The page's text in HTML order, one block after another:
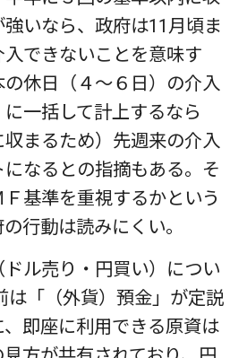
いなら、政府は11月頃ま
できないことを意味す
休日（４～６日）の介入
一括して計上するなら
まるため）先週来の介入
なるとの指摘もある。そ
基準を重視するかという
行動は読みにくい。
ル売り・円買い）につい
は「（外貨）預金」が定説
即座に利用できる原資は